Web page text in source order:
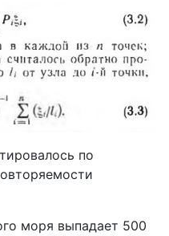
по
моря выпадает 500